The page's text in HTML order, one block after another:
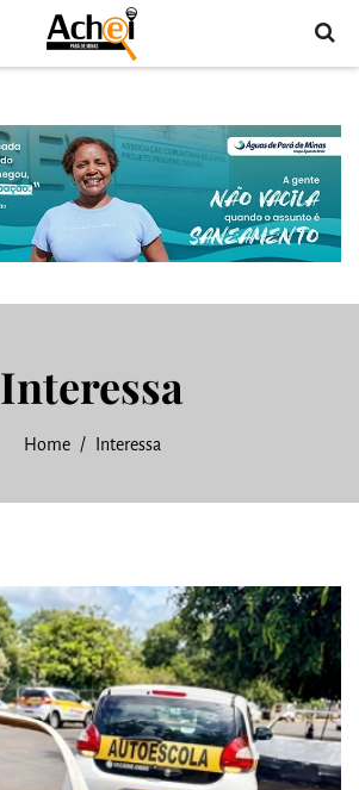
Interessa
Home Interessa